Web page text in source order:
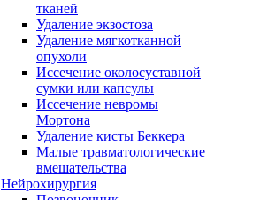
тканей
Удаление экзостоза
Удаление мягкотканной
опухоли
Иссечение околосуставной
сумки или капсулы
Иссечение невромы
Мортона
Удаление кисты Беккера
Малые травматологические
вмешательства
Нейрохирургия